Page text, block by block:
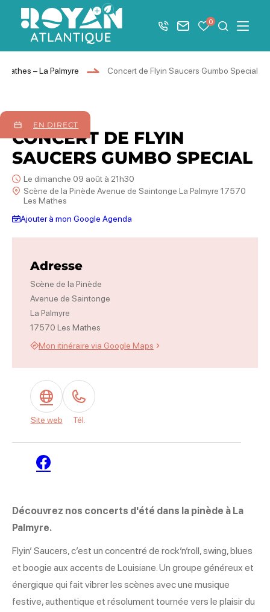
Afficher la barre de navigation du mode éco
Royan Atlantique
+33 5 46 08 21 00
Nous contacter
Mes favoris
0 JeMenu
– La Palmyre Concert de Flyin Saucers Gumbo Special
EN DIRECT
09 août 2026
CONCERT DE FLYIN
SAUCERS GUMBO SPECIAL
Le dimanche 09 août à 21h30
Scène de la Pinède Avenue de Saintonge La Palmyre 17570
Les Mathes
Ajouter à mon Google Agenda
Découvrez nos concerts d'été dans la pinède à La
Palmyre.
Flyin’ Saucers, c’est un concentré de rock’n’roll, swing, blues
et boogie aux accents de Louisiane. Un groupe généreux et
énergique qui fait vibrer les scènes avec une musique
festive, authentique et résolument tournée vers le plaisir du
Adresse
Scène de la Pinède
Avenue de Saintonge
La Palmyre
17570 Les Mathes
Mon itinéraire via Google Maps
Site web Tél.
Facebook